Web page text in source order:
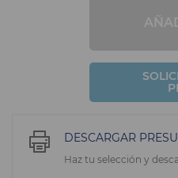
DESCARGAR
Haz tu selección y